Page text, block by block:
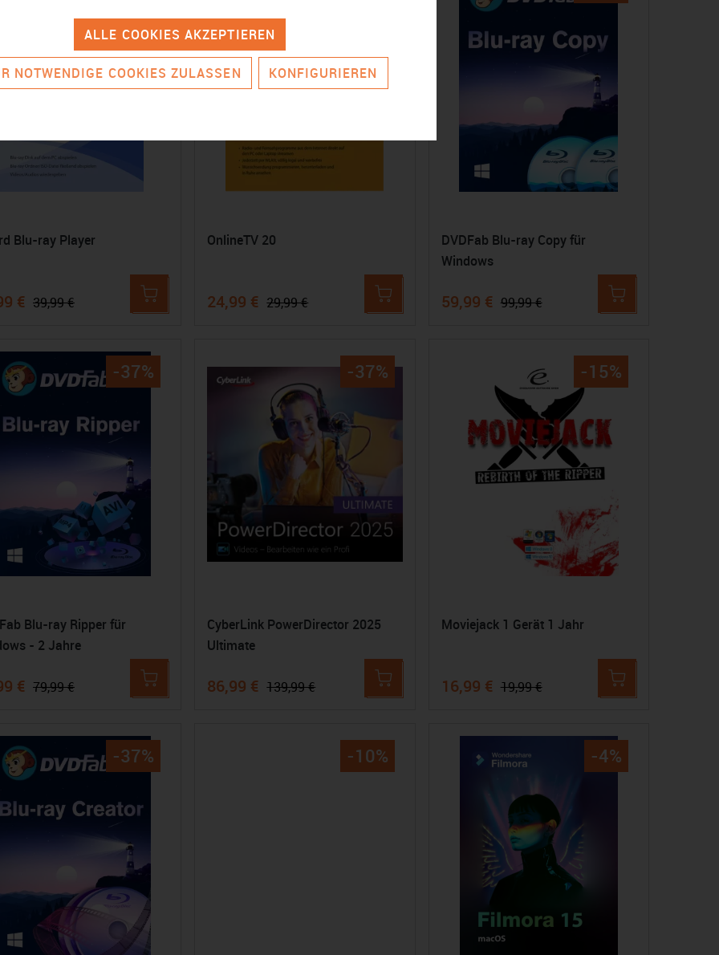
Blu-ray Player
€ 39,99 €
OnlineTV 20
24,99 € 29,99 €
DVDFab Blu-ray Copy für
Windows
59,99 € 99,99 €
-37%
Blu-ray Ripper für
- 2 Jahre
€ 79,99 €
-37%
CyberLink PowerDirector 2025
Ultimate
86,99 € 139,99 €
-15%
Moviejack 1 Gerät 1 Jahr
16,99 € 19,99 €
-37% -10% -4%
NOTWENDIGE COOKIES ZULASSEN KONFIGURIEREN
ALLE COOKIES AKZEPTIEREN